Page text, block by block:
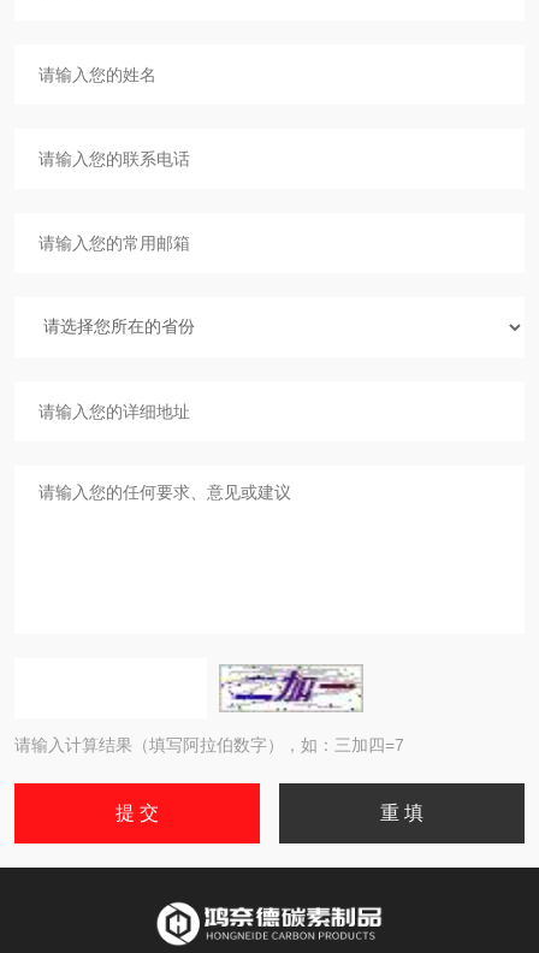
请输入计算结果（填写阿拉伯数字），如：三加四=7